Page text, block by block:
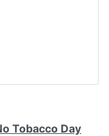
Tobacco Day